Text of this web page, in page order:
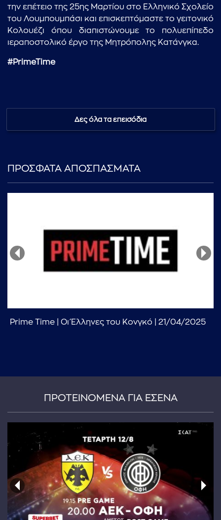
την επέτειο της 25ης Μαρτίου στο Ελληνικό Σχολείο
του Λουμπουμπάσι και επισκεπτόμαστε το γειτονικό
Κολουέζι όπου διαπιστώνουμε το πολυεπίπεδο
ιεραποστολικό έργο της Μητρόπολης Κατάνγκα.
#PrimeTime
Δες όλα τα επεισόδια
ΠΡΟΣΦΑΤΑ ΑΠΟΣΠΑΣΜΑΤΑ
Prime Time | Οι Έλληνες του Κονγκό | 21/04/2025
ΠΡΟΤΕΙΝΟΜΕΝΑ ΓΙΑ ΕΣΕΝΑ